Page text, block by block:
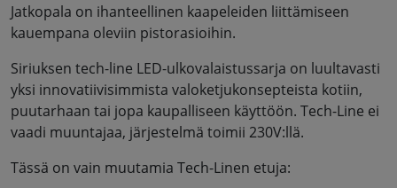
Jatkopala on ihanteellinen kaapeleiden liittämiseen
kauempana oleviin pistorasioihin.
Siriuksen tech-line LED-ulkovalaistussarja on luultavasti
yksi innovatiivisimmista valoketjukonsepteista kotiin,
puutarhaan tai jopa kaupalliseen käyttöön. Tech-Line ei
vaadi muuntajaa, järjestelmä toimii 230V:llä.
Tässä on vain muutamia Tech-Linen etuja: